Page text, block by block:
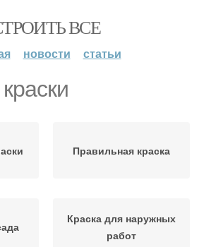
ВСЕ
новости статьи
Правильная краска
Краска для наружных
работ